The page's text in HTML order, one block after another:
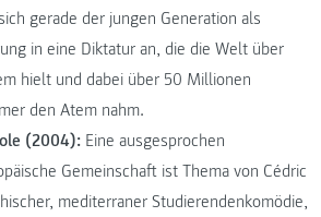
gerade der jungen Generation als
in eine Diktatur an, die die Welt über
hielt und dabei über 50 Millionen
den Atem nahm.
(2004): Eine ausgesprochen
Gemeinschaft ist Thema von Cédric
mediterraner Studierendenkomödie,